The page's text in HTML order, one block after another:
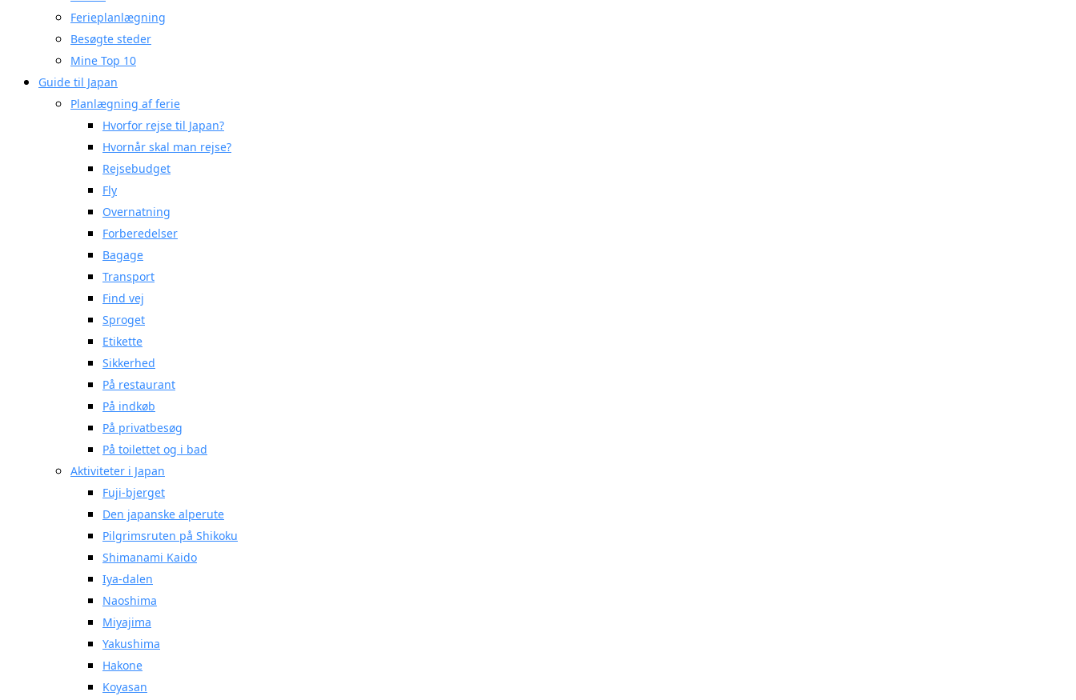
Ferieplanlægning
Besøgte steder
Mine Top 10
Guide til Japan
Planlægning af ferie
Hvorfor rejse til Japan?
Hvornår skal man rejse?
Rejsebudget
Fly
Overnatning
Forberedelser
Bagage
Transport
Find vej
Sproget
Etikette
Sikkerhed
På restaurant
På indkøb
På privatbesøg
På toilettet og i bad
Aktiviteter i Japan
Fuji-bjerget
Den japanske alperute
Pilgrimsruten på Shikoku
Shimanami Kaido
Iya-dalen
Naoshima
Miyajima
Yakushima
Hakone
Koyasan